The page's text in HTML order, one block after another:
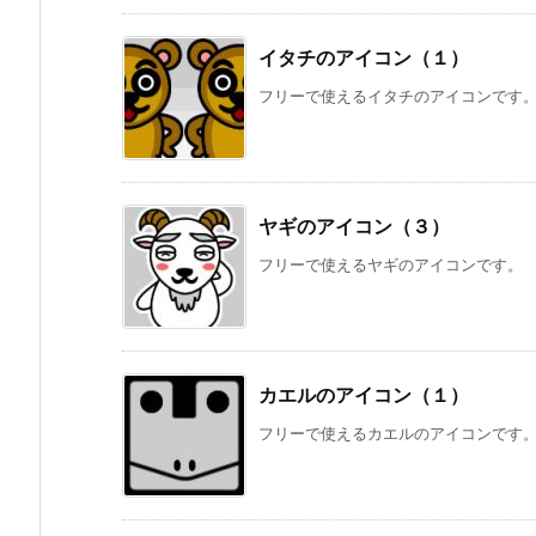
イタチのアイコン（１）
フリーで使えるイタチのアイコンです
ヤギのアイコン（３）
フリーで使えるヤギのアイコンです。
カエルのアイコン（１）
フリーで使えるカエルのアイコンです